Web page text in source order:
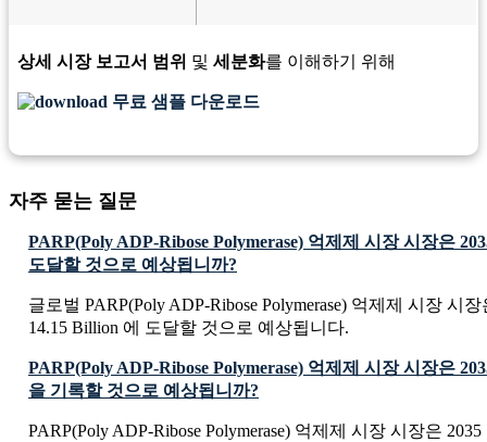
상세 시장 보고서 범위 및 세분화를 이해하기 위해
무료 샘플 다운로드
자주 묻는 질문
PARP(Poly ADP-Ribose Polymerase) 억제제 시장 시장은
도달할 것으로 예상됩니까?
글로벌 PARP(Poly ADP-Ribose Polymerase) 억제제 시장 시
14.15 Billion 에 도달할 것으로 예상됩니다.
PARP(Poly ADP-Ribose Polymerase) 억제제 시장 시장은
을 기록할 것으로 예상됩니까?
PARP(Poly ADP-Ribose Polymerase) 억제제 시장 시장은